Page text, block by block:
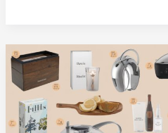
Geven
Bruiloft:
15
Creatieve
Ideeën